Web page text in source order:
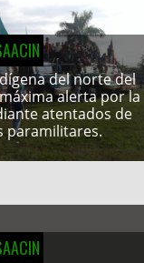
del norte del
alerta por la
atentados de
paramilitares.